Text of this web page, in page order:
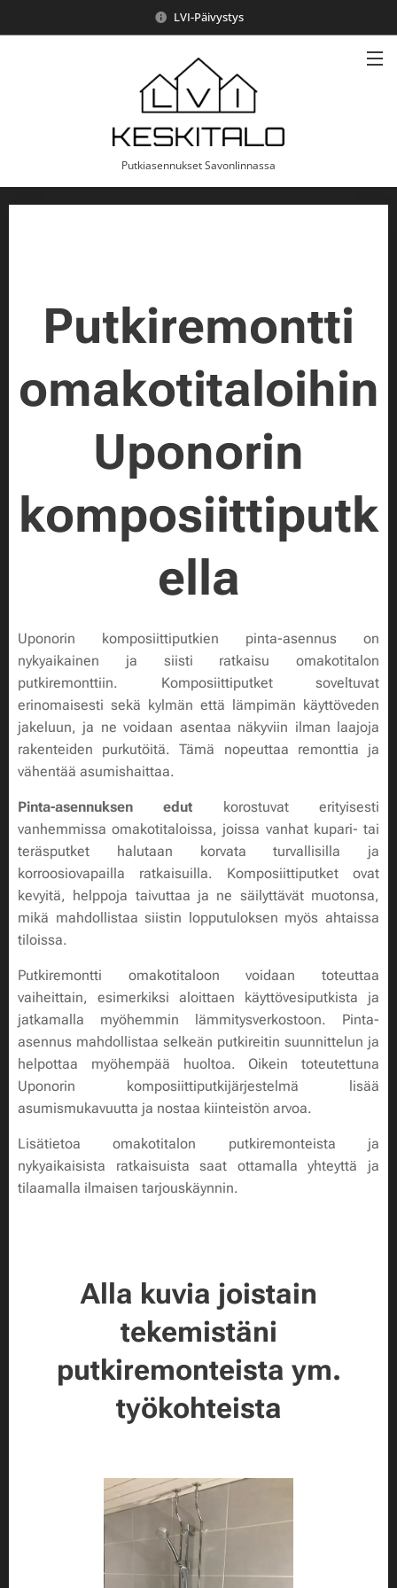
LVI-Päivystys
Putkiasennukset Savonlinnassa
Putkiremontti
omakotitaloihin
Uponorin
komposiittiputk
ella
Uponorin komposiittiputkien pinta-asennus on
nykyaikainen ja siisti ratkaisu omakotitalon
putkiremonttiin. Komposiittiputket soveltuvat
erinomaisesti sekä kylmän että lämpimän käyttöveden
jakeluun, ja ne voidaan asentaa näkyviin ilman laajoja
rakenteiden purkutöitä. Tämä nopeuttaa remonttia ja
vähentää asumishaittaa.
Pinta-asennuksen edut korostuvat erityisesti
vanhemmissa omakotitaloissa, joissa vanhat kupari- tai
teräsputket halutaan korvata turvallisilla ja
korroosiovapailla ratkaisuilla. Komposiittiputket ovat
kevyitä, helppoja taivuttaa ja ne säilyttävät muotonsa,
mikä mahdollistaa siistin lopputuloksen myös ahtaissa
tiloissa.
Putkiremontti omakotitaloon voidaan toteuttaa
vaiheittain, esimerkiksi aloittaen käyttövesiputkista ja
jatkamalla myöhemmin lämmitysverkostoon. Pinta-
asennus mahdollistaa selkeän putkireitin suunnittelun ja
helpottaa myöhempää huoltoa. Oikein toteutettuna
Uponorin komposiittiputkijärjestelmä lisää
asumismukavuutta ja nostaa kiinteistön arvoa.
Lisätietoa omakotitalon putkiremonteista ja
nykyaikaisista ratkaisuista saat ottamalla yhteyttä ja
tilaamalla ilmaisen tarjouskäynnin.
Alla kuvia joistain
tekemistäni
putkiremonteista ym.
työkohteista